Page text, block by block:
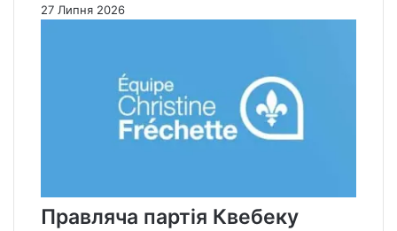
27 Липня 2026
Правляча партія Квебеку